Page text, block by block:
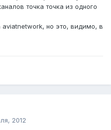
точка точка из одного
aviatnetwork, но это, видимо, в
2012